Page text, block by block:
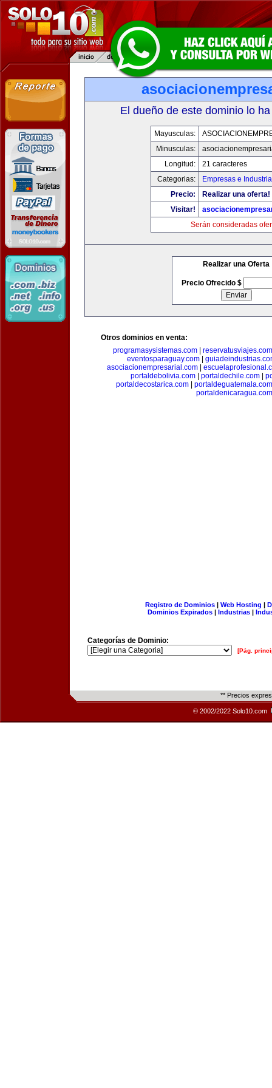
El dueño de este dominio lo
Mayusculas:
Minusculas:
Longitud:
21 caracteres
Categorias:
Empresas e
Precio:
Realizar una oferta!
Visitar!
Serán consideradas
Realizar una Oferta
Precio Ofrecido $
Otros dominios en venta:
programasysistemas.com
reservatusviajes.com
eventosparaguay.com
asociacionempresarial.com|
portaldebolivia.com| portaldechile.com|
portaldecostarica.com
portaldeguatemala.com
portaldenicaragua.com
Registro de Dominios| Web Hosting |
Dominios Expirados | Industrias |
Categorías de Dominio:
[Pág.
** Precios
© 2002/2022 Solo10.com